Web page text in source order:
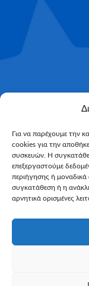
Για να παρέχουμε την
cookies για την
συσκευών. Η
επεξεργαστούμε
περιήγησης ή
συγκατάθεση ή η
αρνητικά ορισμένες
Email*